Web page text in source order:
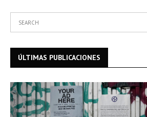
ÚLTIMAS PUBLICACIONES